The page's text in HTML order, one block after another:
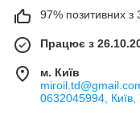
97% позитивних з
Працює з
м. Київ
0632045994, Київ,